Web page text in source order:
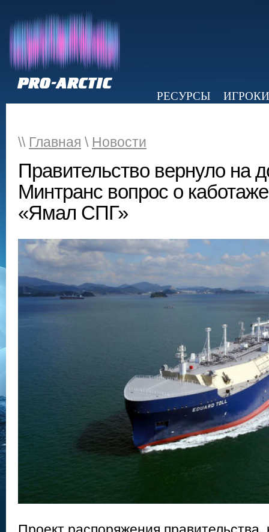
РЕСУРСЫ
ИГРОКИ
\\ Главная \ Новости
Правительство вернуло на
Минтранс вопрос о
«Ямал СПГ»